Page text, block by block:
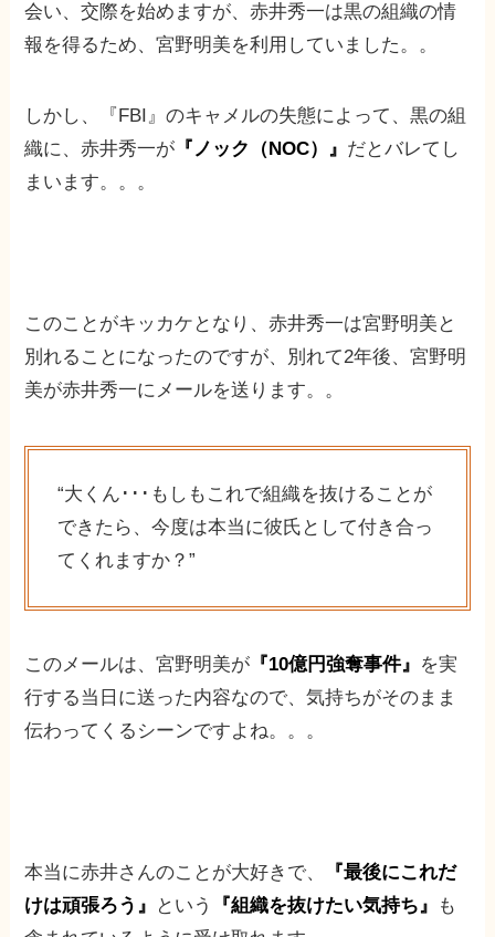
会い、交際を始めますが、赤井秀一は黒の組織の情
報を得るため、宮野明美を利用していました。。
しかし、『FBI』のキャメルの失態によって、黒の組
織に、赤井秀一が 『ノック（NOC）』 だとバレてし
まいます。。。
このことがキッカケとなり、赤井秀一は宮野明美と
別れることになったのですが、別れて2年後、宮野明
美が赤井秀一にメールを送ります。。
“大くん･･･もしもこれで組織を抜けることが
できたら、今度は本当に彼氏として付き合っ
てくれますか？”
このメールは、宮野明美が 『10億円強奪事件』 を実
行する当日に送った内容なので、気持ちがそのまま
伝わってくるシーンですよね。。。
本当に赤井さんのことが大好きで、
『最後にこれだ
けは頑張ろう』
という 『組織を抜けたい気持ち』
も